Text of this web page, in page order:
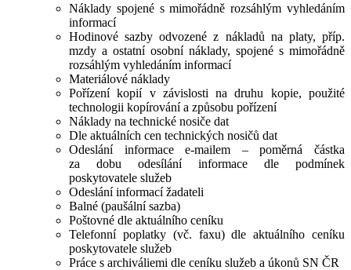
Náklady spojené s mimořádně rozsáhlým vyhledáním
informací
Hodinové sazby odvozené z nákladů na platy, příp.
mzdy a ostatní osobní náklady, spojené s mimořádně
rozsáhlým vyhledáním informací
Materiálové náklady
Pořízení kopií v závislosti na druhu kopie, použité
technologii kopírování a způsobu pořízení
Náklady na technické nosiče dat
Dle aktuálních cen technických nosičů dat
Odeslání informace e-mailem – poměrná částka
za dobu odesílání informace dle podmínek
poskytovatele služeb
Odeslání informací žadateli
Balné (paušální sazba)
Poštovné dle aktuálního ceníku
Telefonní poplatky (vč. faxu) dle aktuálního ceníku
poskytovatele služeb
Práce s archiváliemi dle ceníku služeb a úkonů SN ČR